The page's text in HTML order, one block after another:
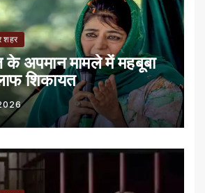
शहर
के अपमान मामले में महबूबा
शिकायत